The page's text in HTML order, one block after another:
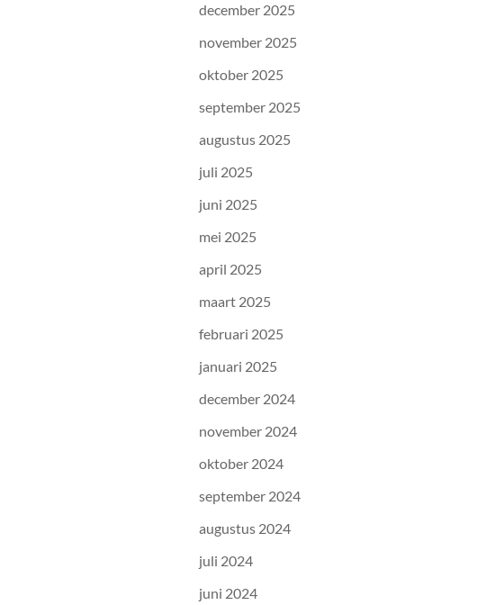
december 2025
november 2025
oktober 2025
september 2025
augustus 2025
juli 2025
juni 2025
mei 2025
april 2025
maart 2025
februari 2025
januari 2025
december 2024
november 2024
oktober 2024
september 2024
augustus 2024
juli 2024
juni 2024